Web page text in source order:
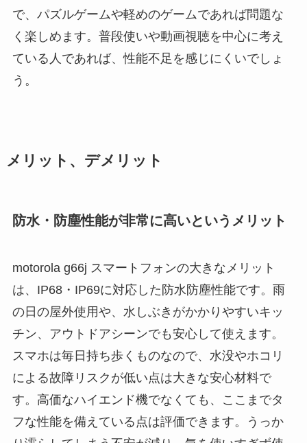
で、パズルゲームや軽めのゲームであれば問題な
く楽しめます。普段使いや動画視聴を中心に考え
ている人であれば、性能不足を感じにくいでしょ
う。
メリット、デメリット
防水・防塵性能が非常に高いというメリット
motorola g66j スマートフォンの大きなメリット
は、IP68・IP69に対応した防水防塵性能です。雨
の日の屋外使用や、水しぶきがかかりやすいキッ
チン、アウトドアシーンでも安心して使えます。
スマホは毎日持ち歩くものなので、水没やホコリ
による故障リスクが低い点は大きな安心材料で
す。高価なハイエンド機でなくても、ここまでタ
フな性能を備えている点は評価できます。うっか